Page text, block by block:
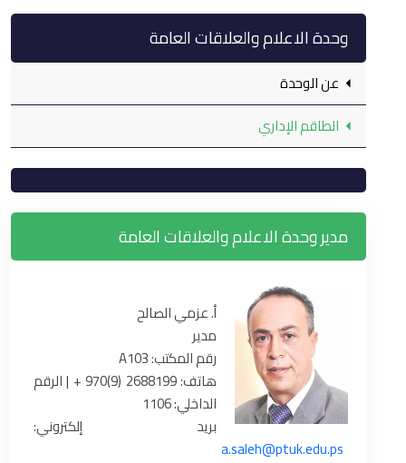
وحدة الاعلام والعلاقات العامة
عن الوحدة
الطاقم الإداري
مدير وحدة الاعلام والعلاقات العامة
أ. عزمي الصالح
مدير
رقم المكتب: A103
هاتف: 2688199 (9)970 + | الرقم
الداخلي: 1106
بريد إلكتروني:
a.saleh@ptuk.edu.ps